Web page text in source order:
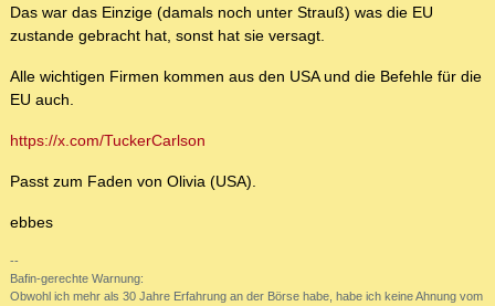
Das war das Einzige (damals noch unter Strauß) was die EU
zustande gebracht hat, sonst hat sie versagt.
Alle wichtigen Firmen kommen aus den USA und die Befehle für die
EU auch.
https://x.com/TuckerCarlson
Passt zum Faden von Olivia (USA).
ebbes
--
Bafin-gerechte Warnung:
Obwohl ich mehr als 30 Jahre Erfahrung an der Börse habe, habe ich keine Ahnung vom